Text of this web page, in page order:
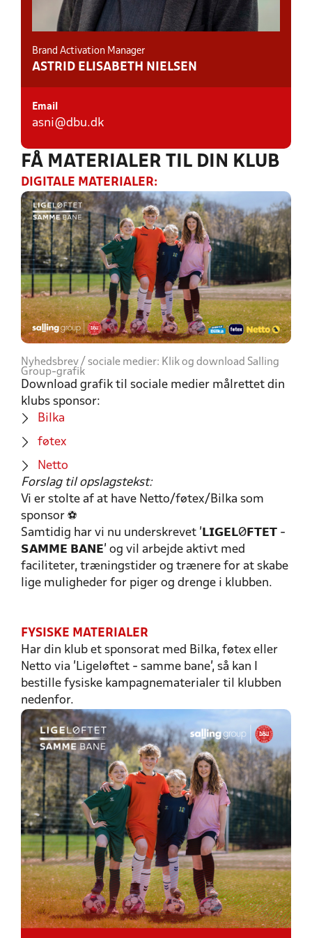
Klubben prioriterer lige adgang til
træningsmaterialer, f.eks. de gode bolde, mål og
Klubben har en dedikeret pigeansvarlig eller
koordinator, der har fokus på pigernes behov og
Klubben sørger aktivt for, at ledende roller i klubben
prioriterer alle uanset køn?
Klubben inddrager kvinder/mænd og unge
piger/drenge i udvalg, arbejdsgrupper eller
Brand Activation Manager
ASTRID ELISABETH NIELSEN
Email
asni@dbu.dk
FÅ MATERIALER TIL DIN KLUB
DIGITALE MATERIALER:
Nyhedsbrev / sociale medier: Klik og download Salling
Group-grafik
Download grafik til sociale medier målrettet din
klubs sponsor:
Bilka
føtex
Netto
Forslag til opslagstekst:
Vi er stolte af at have Netto/føtex/Bilka som
sponsor ⚽
Samtidig har vi nu underskrevet '𝗟𝗜𝗚𝗘𝗟Ø𝗙𝗧𝗘𝗧 -
𝗦𝗔𝗠𝗠𝗘 𝗕𝗔𝗡𝗘' og vil arbejde aktivt med
faciliteter, træningstider og trænere for at skabe
lige muligheder for piger og drenge i klubben.
FYSISKE MATERIALER
Har din klub et sponsorat med Bilka, føtex eller
Netto via 'Ligeløftet - samme bane', så kan I
bestille fysiske kampagnematerialer til klubben
nedenfor.